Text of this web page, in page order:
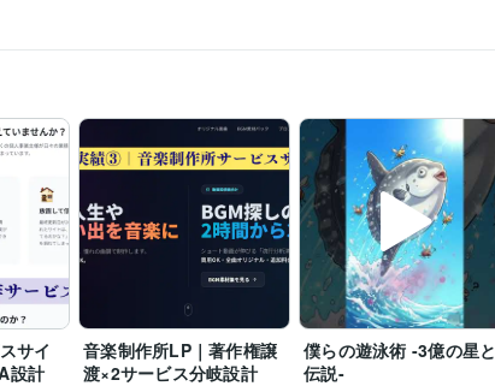
サイ
設計
音楽制作所LP｜著作権譲
渡×2サービス分岐設計
僕らの遊泳術 -3億の星と
伝説-